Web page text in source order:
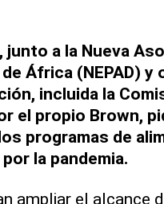
junto a la Nueva
África (NEPAD) y
incluida la
el propio Brown,
programas de
la pandemia.
ampliar el alcance